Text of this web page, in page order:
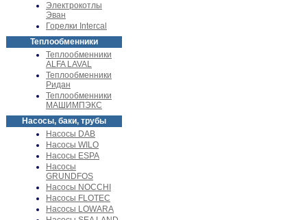
Электрокотлы
Эван
Горелки Intercal
Теплообменники
Теплообменники
ALFA LAVAL
Теплообменники
Ридан
Теплообменники
МАШИМПЭКС
Насосы, баки, трубы
Насосы DAB
Насосы WILO
Насосы ESPA
Насосы
GRUNDFOS
Насосы NOCCHI
Насосы FLOTEC
Насосы LOWARA